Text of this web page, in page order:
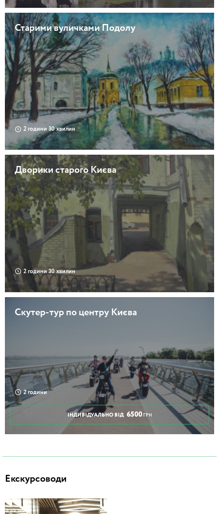
Старими вуличками Подолу
2 години 30 хвилин
Дворики старого Києва
2 години 30 хвилин
Скутер-тур по центру Києва
2 години
ІНДИВІДУАЛЬНО ВІД 6500 ГРН
Екскурсоводи